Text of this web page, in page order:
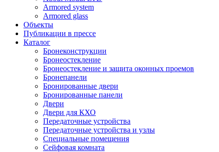
Armored system
Armored glass
Объекты
Публикации в прессе
Каталог
Бронеконструкции
Бронеостекление
Бронеостекление и защита оконных проемов
Бронепанели
Бронированные двери
Бронированные панели
Двери
Двери для КХО
Передаточные устройства
Передаточные устройства и узлы
Специальные помещения
Сейфовая комната